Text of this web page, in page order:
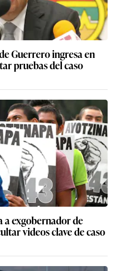
Guerrero ingresa en
pruebas del caso
a exgobernador de
videos clave de caso